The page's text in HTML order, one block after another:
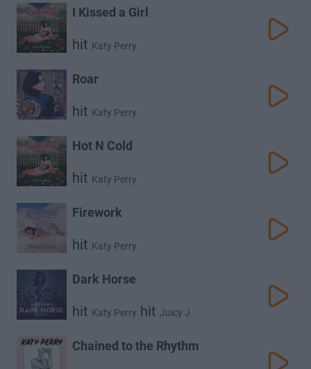
I Kissed a Girl
hit Katy Perry
Roar
hit Katy Perry
Hot N Cold
hit Katy Perry
Firework
hit Katy Perry
Dark Horse
hit Katy Perry hit Juicy J
Chained to the Rhythm